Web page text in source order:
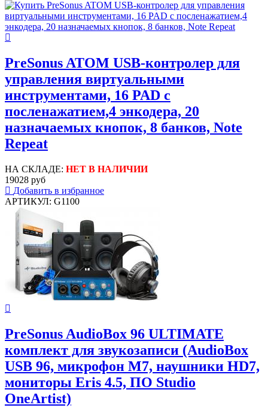
PreSonus ATOM USB-контролер для
управления виртуальными
инструментами, 16 PAD с
посленажатием,4 энкодера, 20
назначаемых кнопок, 8 банков, Note
Repeat
НА СКЛАДЕ: НЕТ В НАЛИЧИИ
19028 руб
Добавить в избранное
АРТИКУЛ: G1100
PreSonus AudioBox 96 ULTIMATE
комплект для звукозаписи (AudioBox
USB 96, микрофон M7, наушники HD7,
мониторы Eris 4.5, ПО Studio
OneArtist)